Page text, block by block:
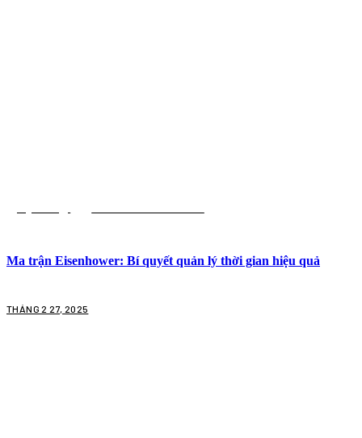
Ma trận Eisenhower: Bí quyết quản lý thời gian hiệu quả
THÁNG 2 27, 2025